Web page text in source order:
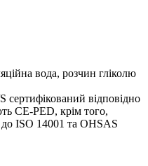
вода, розчин гліколю
відповідно
CE-PED, крім того,
до ISO 14001 та OHSAS